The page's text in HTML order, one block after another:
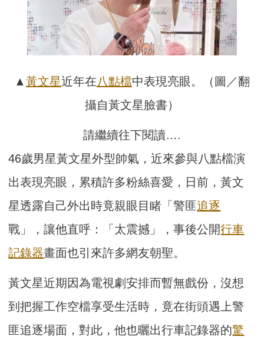
▲黃文星近年在八點檔中表現亮眼。（圖／翻
攝自黃文星臉書）
請繼續往下閱讀….
46歲男星黃文星外型帥氣，近來參與八點檔演
出表現亮眼，累積許多粉絲喜愛，日前，黃文
星透露自己外出時竟親眼目睹「警匪追逐
戰」，讓他直呼：「太震撼」，事後公開行車
記錄器畫面也引來許多網友朝聖。
黃文星近期因為電視劇安排而暫無戲份，沒想
到把握工作空檔享受生活時，竟在街頭遇上警
匪追逐場面，對此，他也曬出行車記錄器的驚